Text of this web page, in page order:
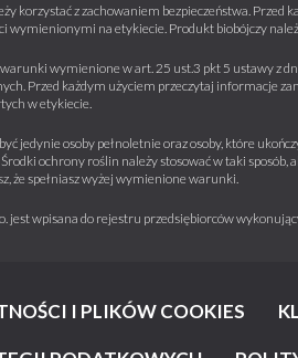
korzystać z zachowaniem bezpieczeństwa.
wymienionymi na etykiecie. Produkt biobójczy
warunki wymienione w art. 25 ust.3 pkt 5 ustawy z
Przed każdym użyciem przeczytaj informacje
w etykiecie.
jedynie osoby pełnoletnie oraz osoby, które
ochrony roślin należy stosować w taki
że spełniasz wyżej wymienione warunki.
jest wpisana do rejestru przedsiębiorców
I PLIKÓW COOKIES